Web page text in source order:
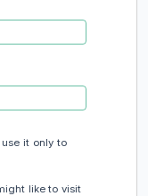
it only to
like to visit